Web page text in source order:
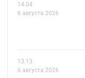
14.04
6 августа 2026
13.13
6 августа 2026